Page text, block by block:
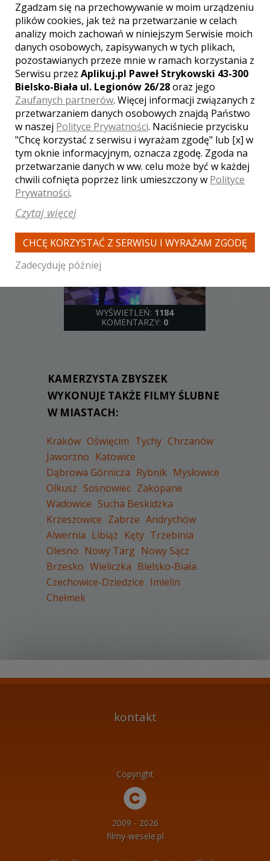
WYŚWIETLEŃ:1204
KOMENTARZY:0
WYŚWIETLEŃ: 1184
KOMENTARZY: 0
KAMERZYSTA ZBYSZEK
WYKONUJE TAKŻE FILMY ŚLUBNE
W MIASTACH:
Kraków Oświęcim Tychy Chrzanów
Jaworzno Katowice
Dąbrowa Górnicza Rybnik Mysłowice
Olkusz Sosnowiec Zakopane
Wadowice Sucha Beskidzka
Krzeszowice Zabrze Andrychów
Alwernia Libiąż Kęty Trzebinia
Olesno Nowy Targ Nowy Sącz
Brzesko Wieliczka Bielsko-Biała
Czechowice-Dziedzice Imielin
Chełmek
kontakt
Copyright
2009 - 2026
filmy-wesele.pl
Zgadzam się na przechowywanie w moim urządzeniu
plików cookies, jak też na przetwarzanie w celach
analizy moich zachowań w niniejszym Serwisie moich
danych osobowych, zapisywanych w tych plikach,
pozostawianych przeze mnie w ramach korzystania z
Serwisu przez Aplikuj.pl Paweł Strykowski 43-300
Bielsko-Biała ul. Legionów 26/28oraz jego
Zaufanych partnerów. Więcej informacji związanych z
przetwarzaniem danych osobowych znajdą Państwo
w naszej Polityce Prywatności. Naciśniecie przycisku
"Chcę korzystać z serwisu i wyrażam zgodę" lub [x] w
tym oknie informacyjnym, oznacza zgodę. Zgoda na
przetwarzanie danych w ww. celu może być w każdej
chwili cofnięta poprzez link umieszczony w Polityce
Prywatności.
Czytaj więcej
CHCĘ KORZYSTAĆ Z SERWISU I WYRAŻAM ZGODĘ
Zadecyduję później